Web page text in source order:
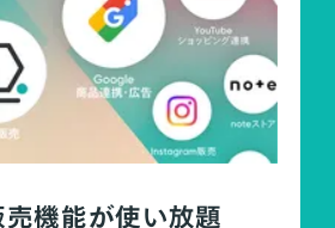
売機能が使い放題